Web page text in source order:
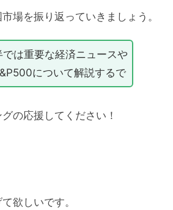
場を振り返っていきましょう。
では重要な経済ニュースや
について解説するで
の応援してください！
欲しいです。